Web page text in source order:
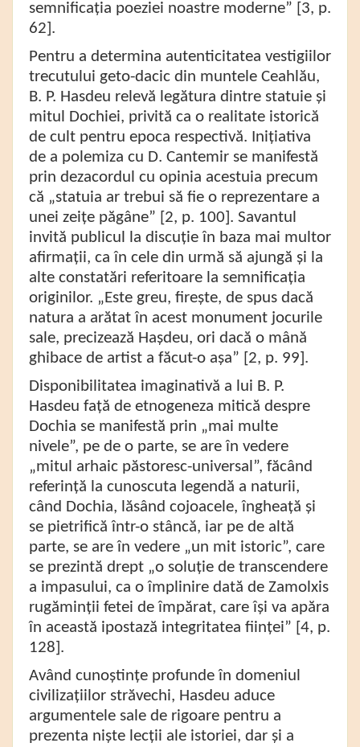
semnificația poeziei noastre moderne” [3, p.
62].
Pentru a determina autenticitatea vestigiilor
trecutului geto-dacic din muntele Ceahlău,
B. P. Hasdeu relevă legătura dintre statuie și
mitul Dochiei, privită ca o realitate istorică
de cult pentru epoca respectivă. Inițiativa
de a polemiza cu D. Cantemir se manifestă
prin dezacordul cu opinia acestuia precum
că „statuia ar trebui să fie o reprezentare a
unei zeițe păgâne” [2, p. 100]. Savantul
invită publicul la discuție în baza mai multor
afirmații, ca în cele din urmă să ajungă și la
alte constatări referitoare la semnificația
originilor. „Este greu, firește, de spus dacă
natura a arătat în acest monument jocurile
sale, precizează Hașdeu, ori dacă o mână
ghibace de artist a făcut-o așa” [2, p. 99].
Disponibilitatea imaginativă a lui B. P.
Hasdeu față de etnogeneza mitică despre
Dochia se manifestă prin „mai multe
nivele”, pe de o parte, se are în vedere
„mitul arhaic păstoresc-universal”, făcând
referință la cunoscuta legendă a naturii,
când Dochia, lăsând cojoacele, îngheață și
se pietrifică într-o stâncă, iar pe de altă
parte, se are în vedere „un mit istoric”, care
se prezintă drept „o soluție de transcendere
a impasului, ca o împlinire dată de Zamolxis
rugăminții fetei de împărat, care își va apăra
în această ipostază integritatea ființei” [4, p.
128].
Având cunoștințe profunde în domeniul
civilizațiilor străvechi, Hasdeu aduce
argumentele sale de rigoare pentru a
prezenta niște lecții ale istoriei, dar și a